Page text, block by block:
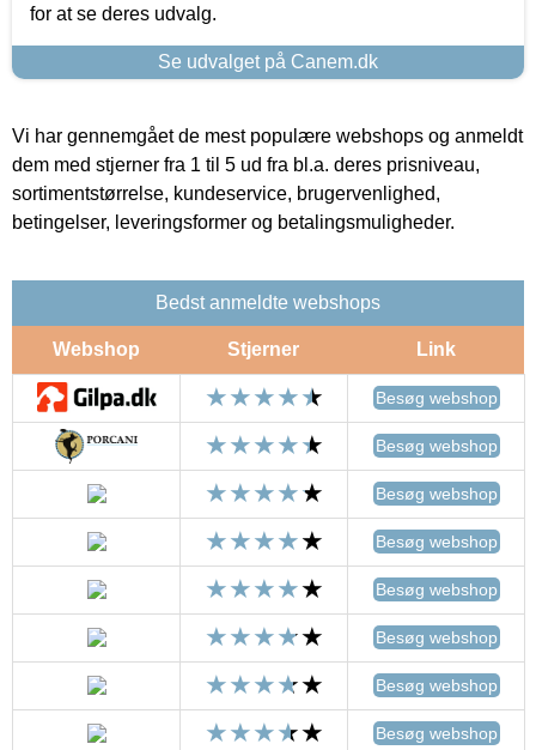
for at se deres udvalg.
Se udvalget på Canem.dk
Vi har gennemgået de mest populære webshops og anmeldt
dem med stjerner fra 1 til 5 ud fra bl.a. deres prisniveau,
sortimentstørrelse, kundeservice, brugervenlighed,
betingelser, leveringsformer og betalingsmuligheder.
Bedst anmeldte webshops
Webshop Stjerner Link
Besøg webshop
Besøg webshop
Besøg webshop
Besøg webshop
Besøg webshop
Besøg webshop
Besøg webshop
Besøg webshop